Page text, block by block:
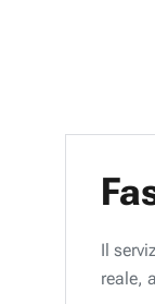
Il
reale,